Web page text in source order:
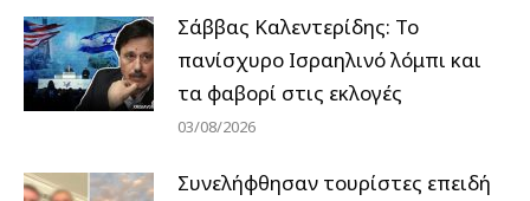
Σάββας Καλεντερίδης: Το
πανίσχυρο Ισραηλινό λόμπι και
τα φαβορί στις εκλογές
03/08/2026
Συνελήφθησαν τουρίστες επειδή